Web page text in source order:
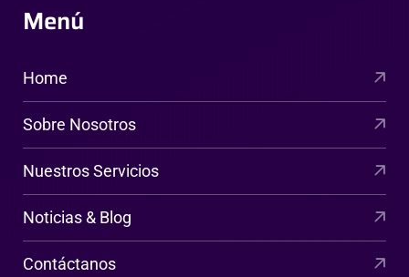
Menú
Home
Sobre Nosotros
Nuestros Servicios
Noticias & Blog
Contáctanos